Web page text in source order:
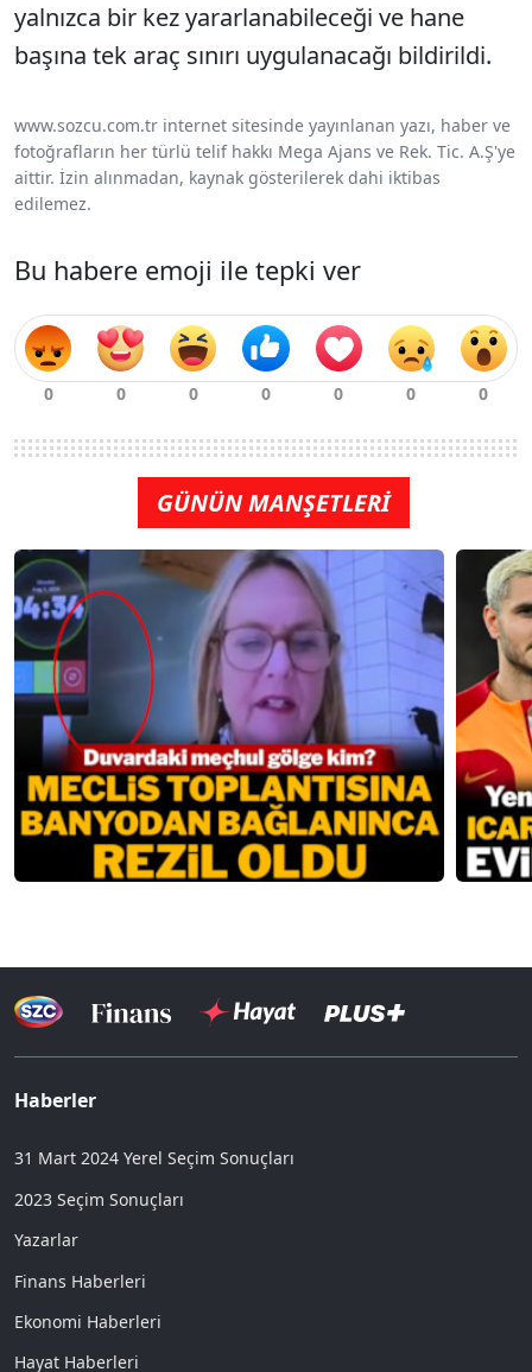
yalnızca bir kez yararlanabileceği ve hane
başına tek araç sınırı uygulanacağı bildirildi.
www.sozcu.com.tr internet sitesinde yayınlanan yazı, haber ve
fotoğrafların her türlü telif hakkı Mega Ajans ve Rek. Tic. A.Ş'ye
aittir. İzin alınmadan, kaynak gösterilerek dahi iktibas
edilemez.
Bu habere emoji ile tepki ver
GÜNÜN MANŞETLERİ
Haberler
31 Mart 2024 Yerel Seçim Sonuçları
2023 Seçim Sonuçları
Yazarlar
Finans Haberleri
Ekonomi Haberleri
Hayat Haberleri